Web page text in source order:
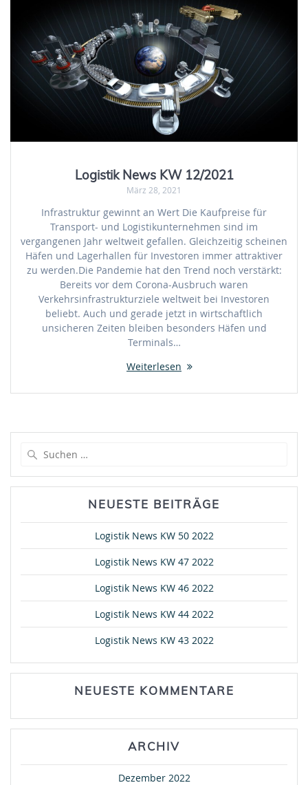
Logistik News KW 12/2021
März 28, 2021
Infrastruktur gewinnt an Wert Die Kaufpreise für
Transport- und Logistikunternehmen sind im
vergangenen Jahr weltweit gefallen. Gleichzeitig scheinen
Häfen und Lagerhallen für Investoren immer attraktiver
zu werden.Die Pandemie hat den Trend noch verstärkt:
Bereits vor dem Corona-Ausbruch waren
Verkehrsinfrastrukturziele weltweit bei Investoren
beliebt. Auch und gerade jetzt in wirtschaftlich
unsicheren Zeiten bleiben besonders Häfen und
Terminals…
Weiterlesen
NEUESTE BEITRÄGE
Logistik News KW 50 2022
Logistik News KW 47 2022
Logistik News KW 46 2022
Logistik News KW 44 2022
Logistik News KW 43 2022
NEUESTE KOMMENTARE
ARCHIV
Dezember 2022